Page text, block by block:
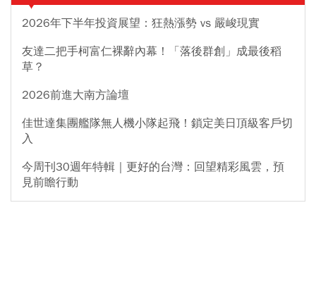
2026年下半年投資展望：狂熱漲勢 vs 嚴峻現實
友達二把手柯富仁裸辭內幕！「落後群創」成最後稻
草？
2026前進大南方論壇
佳世達集團艦隊無人機小隊起飛！鎖定美日頂級客戶切
入
今周刊30週年特輯｜更好的台灣：回望精彩風雲，預
見前瞻行動